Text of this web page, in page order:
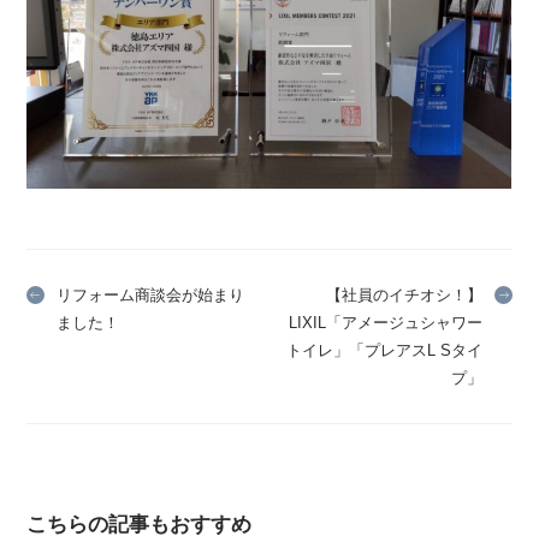
リフォーム商談会が始まり
ました！
【社員のイチオシ！】
LIXIL「アメージュシャワー
トイレ」「プレアスL Sタイ
プ」
こちらの記事もおすすめ